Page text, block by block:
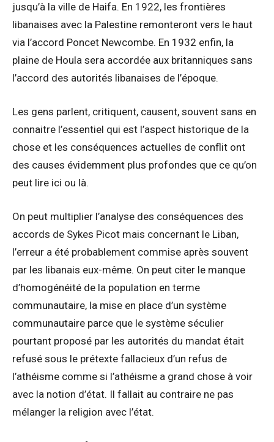
jusqu’à la ville de Haifa. En 1922, les frontières
libanaises avec la Palestine remonteront vers le haut
via l’accord Poncet Newcombe. En 1932 enfin, la
plaine de Houla sera accordée aux britanniques sans
l’accord des autorités libanaises de l’époque.
Les gens parlent, critiquent, causent, souvent sans en
connaitre l’essentiel qui est l’aspect historique de la
chose et les conséquences actuelles de conflit ont
des causes évidemment plus profondes que ce qu’on
peut lire ici ou là.
On peut multiplier l’analyse des conséquences des
accords de Sykes Picot mais concernant le Liban,
l’erreur a été probablement commise après souvent
par les libanais eux-même. On peut citer le manque
d’homogénéité de la population en terme
communautaire, la mise en place d’un système
communautaire parce que le système séculier
pourtant proposé par les autorités du mandat était
refusé sous le prétexte fallacieux d’un refus de
l’athéisme comme si l’athéisme a grand chose à voir
avec la notion d’état. Il fallait au contraire ne pas
mélanger la religion avec l’état.